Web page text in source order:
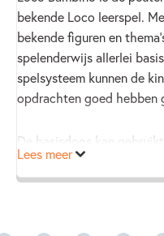
bekende Loco leerspel.
bekende figuren en
spelenderwijs allerlei
spelsysteem kunnen de
opdrachten goed hebben
De basisdoos kan
boekjes.
Lees meer